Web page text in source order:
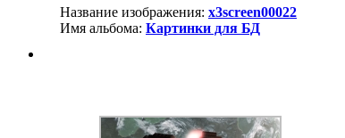
Название изображения: x3screen00022
Имя альбома: Картинки для БД